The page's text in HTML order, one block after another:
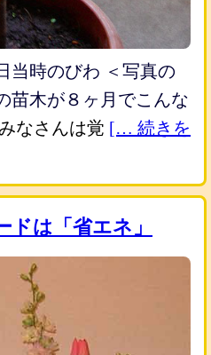
当時のびわ ＜写真の
苗木が８ヶ月でこんな
なさんは覚 [… 続きを
ドは「省エネ」